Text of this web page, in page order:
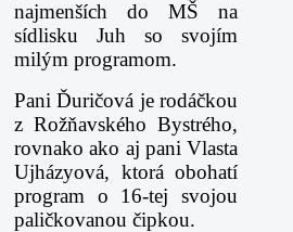
najmenších do MŠ na
sídlisku Juh so svojím
milým programom.
Pani Ďuričová je rodáčkou
z Rožňavského Bystrého,
rovnako ako aj pani Vlasta
Ujházyová, ktorá obohatí
program o 16-tej svojou
paličkovanou čipkou.